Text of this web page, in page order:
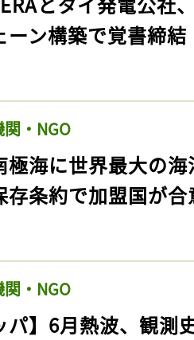
ーン構築で覚書締結
・NGO
極海に世界最大の
存条約で加盟国が合
・NGO
パ】6月熱波、観